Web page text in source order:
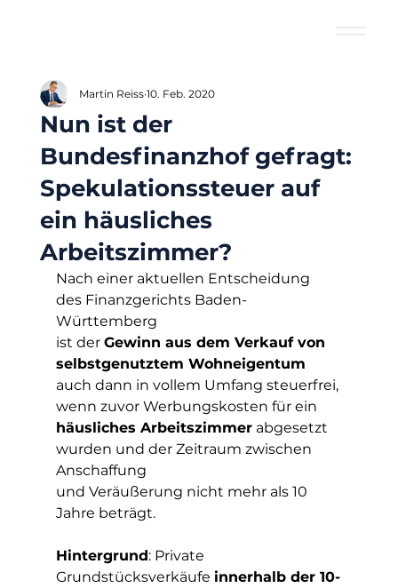
Nun ist der
Bundesfinanzhof gefragt:
Spekulationssteuer auf
ein häusliches
Arbeitszimmer?
Martin Reiss 10. Feb. 2020
Nach einer aktuellen Entscheidung
des Finanzgerichts Baden-
Württemberg
ist der Gewinn aus dem Verkauf von
selbstgenutztem Wohneigentum
auch dann in vollem Umfang steuerfrei,
wenn zuvor Werbungskosten für ein
häusliches Arbeitszimmer abgesetzt
wurden und der Zeitraum zwischen
Anschaffung
und Veräußerung nicht mehr als 10
Jahre beträgt.
Hintergrund: Private
Grundstücksverkäufe innerhalb der 10-